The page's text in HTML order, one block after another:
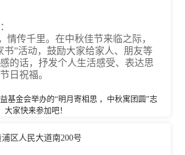
情传千里。在中秋佳节来临之际，
书”活动，鼓励大家给家人、朋友等
的话，抒发个人生活感受、表达思
日祝福。
基金会举办的“明月寄相思 ，中秋寓团圆”志
大家快来参加吧！
浦区人民大道南200号